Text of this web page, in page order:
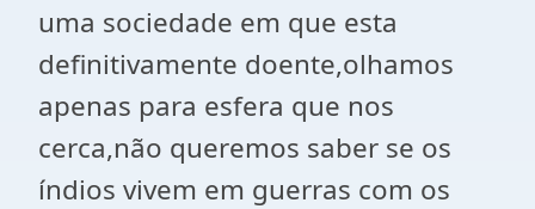
uma sociedade em que esta
definitivamente doente,olhamos
apenas para esfera que nos
cerca,não queremos saber se os
índios vivem em guerras com os